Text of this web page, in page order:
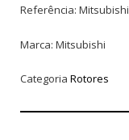
Referência: Mitsubishi
Marca: Mitsubishi
Categoria Rotores